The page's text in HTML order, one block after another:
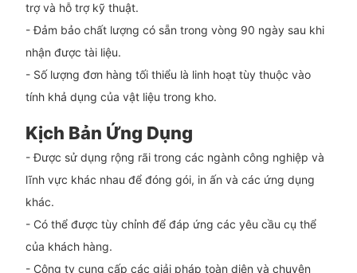
trợ và hỗ trợ kỹ thuật.
- Đảm bảo chất lượng có sẵn trong vòng 90 ngày sau khi
nhận được tài liệu.
- Số lượng đơn hàng tối thiểu là linh hoạt tùy thuộc vào
tính khả dụng của vật liệu trong kho.
Kịch Bản Ứng Dụng
- Được sử dụng rộng rãi trong các ngành công nghiệp và
lĩnh vực khác nhau để đóng gói, in ấn và các ứng dụng
khác.
- Có thể được tùy chỉnh để đáp ứng các yêu cầu cụ thể
của khách hàng.
- Công ty cung cấp các giải pháp toàn diện và chuyên